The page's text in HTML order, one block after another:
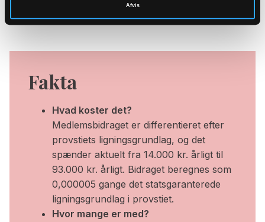
Afvis
samfundet og folkekirken”.
Fakta
Hvad koster det?
Medlemsbidraget er differentieret efter
provstiets ligningsgrundlag, og det
spænder aktuelt fra 14.000 kr. årligt til
93.000 kr. årligt. Bidraget beregnes som
0,000005 gange det statsgaranterede
ligningsgrundlag i provstiet.
Hvor mange er med?